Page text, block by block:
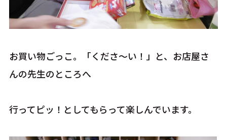
お買い物ごっこ。「くださ～い！」と、お店屋さ
んの先生のところへ
行ってピッ！としてもらって楽しんでいます。